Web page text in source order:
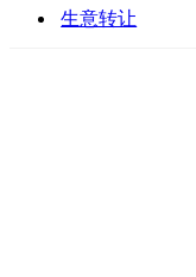
生意转让